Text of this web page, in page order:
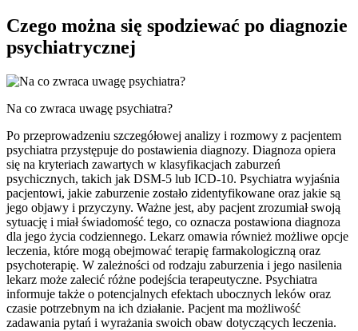
Czego można się spodziewać po diagnozie
psychiatrycznej
Na co zwraca uwagę psychiatra?
Po przeprowadzeniu szczegółowej analizy i rozmowy z pacjentem
psychiatra przystępuje do postawienia diagnozy. Diagnoza opiera
się na kryteriach zawartych w klasyfikacjach zaburzeń
psychicznych, takich jak DSM-5 lub ICD-10. Psychiatra wyjaśnia
pacjentowi, jakie zaburzenie zostało zidentyfikowane oraz jakie są
jego objawy i przyczyny. Ważne jest, aby pacjent zrozumiał swoją
sytuację i miał świadomość tego, co oznacza postawiona diagnoza
dla jego życia codziennego. Lekarz omawia również możliwe opcje
leczenia, które mogą obejmować terapię farmakologiczną oraz
psychoterapię. W zależności od rodzaju zaburzenia i jego nasilenia
lekarz może zalecić różne podejścia terapeutyczne. Psychiatra
informuje także o potencjalnych efektach ubocznych leków oraz
czasie potrzebnym na ich działanie. Pacjent ma możliwość
zadawania pytań i wyrażania swoich obaw dotyczących leczenia.